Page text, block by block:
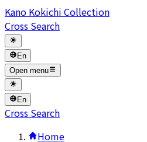
Kano Kokichi Collection
Cross Search
En
Open menu
En
Cross Search
Home